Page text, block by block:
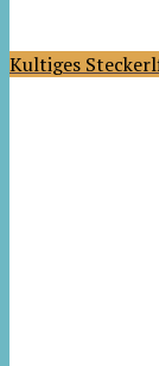
Kultiges